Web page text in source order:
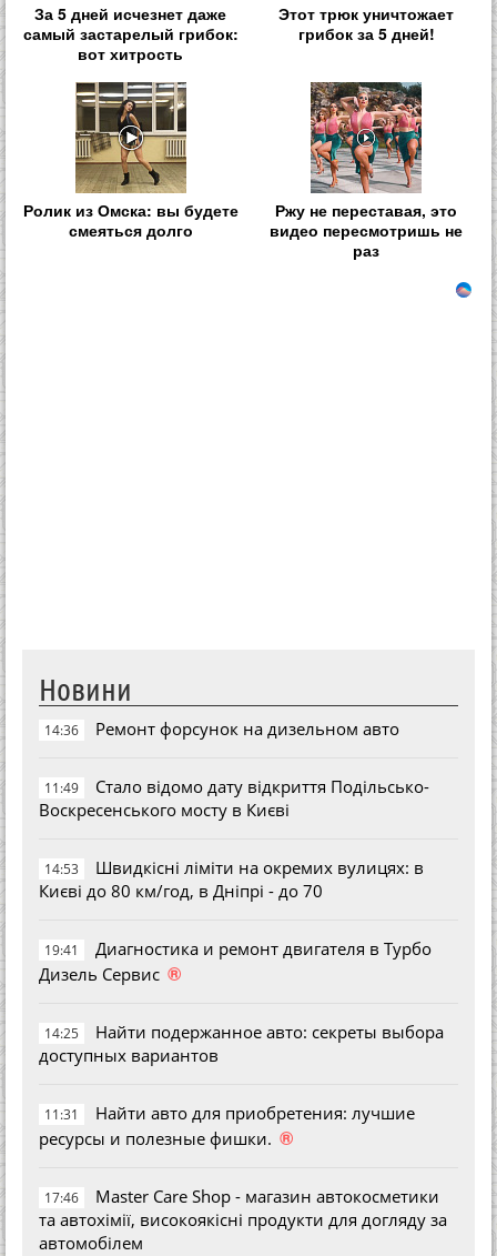
За 5 дней исчезнет даже
самый застарелый грибок:
вот хитрость
Этот трюк уничтожает
грибок за 5 дней!
Ролик из Омска: вы будете
смеяться долго
Ржу не переставая, это
видео пересмотришь не
раз
Новини
14:36 Ремонт форсунок на дизельном авто
11:49
Стало відомо дату відкриття Подільсько-
Воскресенського мосту в Києві
14:53
Швидкісні ліміти на окремих вулицях: в
Києві до 80 км/год, в Дніпрі - до 70
19:41
Диагностика и ремонт двигателя в Турбо
Дизель Сервис ®
14:25
Найти подержанное авто: секреты выбора
доступных вариантов
11:31
Найти авто для приобретения: лучшие
ресурсы и полезные фишки. ®
17:46
Master Care Shop - магазин автокосметики
та автохімії, високоякісні продукти для догляду за
автомобілем